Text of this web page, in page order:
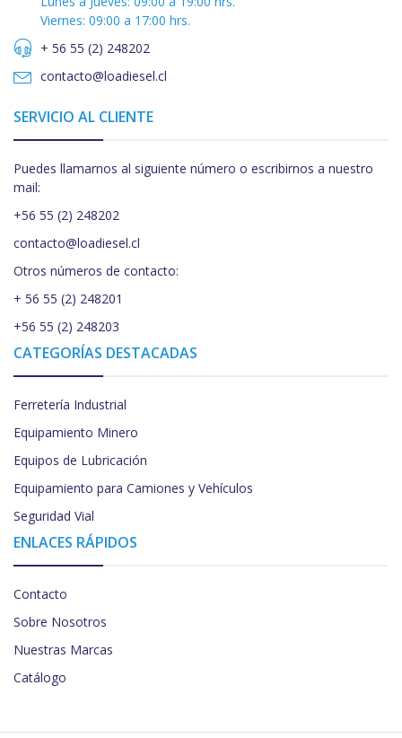
Viernes: 09:00 a 17:00 hrs.
+ 56 55 (2) 248202
contacto@loadiesel.cl
SERVICIO AL CLIENTE
Puedes llamarnos al siguiente número o escribirnos a nuestro
mail:
+56 55 (2) 248202
contacto@loadiesel.cl
Otros números de contacto:
+ 56 55 (2) 248201
+56 55 (2) 248203
CATEGORÍAS DESTACADAS
Ferretería Industrial
Equipamiento Minero
Equipos de Lubricación
Equipamiento para Camiones y Vehículos
Seguridad Vial
ENLACES RÁPIDOS
Contacto
Sobre Nosotros
Nuestras Marcas
Catálogo